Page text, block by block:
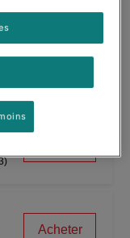
Poisson de Mer
Acheter